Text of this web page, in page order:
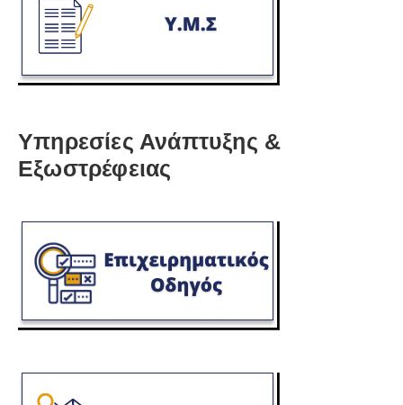
Υπηρεσίες Ανάπτυξης &
Εξωστρέφειας